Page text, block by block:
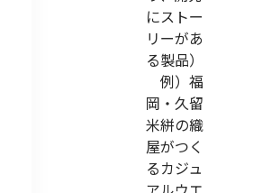
にストー
リーがあ
る製品）
例）福
岡・久留
米絣の織
屋がつく
るカジュ